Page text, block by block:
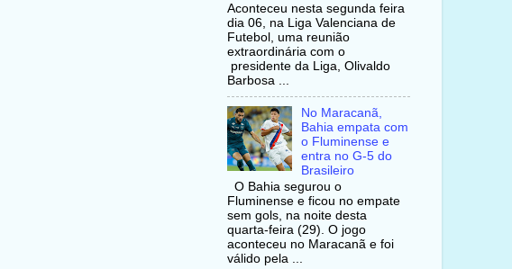
Aconteceu nesta segunda feira
dia 06, na Liga Valenciana de
Futebol, uma reunião
extraordinária com o
presidente da Liga, Olivaldo
Barbosa ...
No Maracanã,
Bahia empata com
o Fluminense e
entra no G-5 do
Brasileiro
O Bahia segurou o
Fluminense e ficou no empate
sem gols, na noite desta
quarta-feira (29). O jogo
aconteceu no Maracanã e foi
válido pela ...